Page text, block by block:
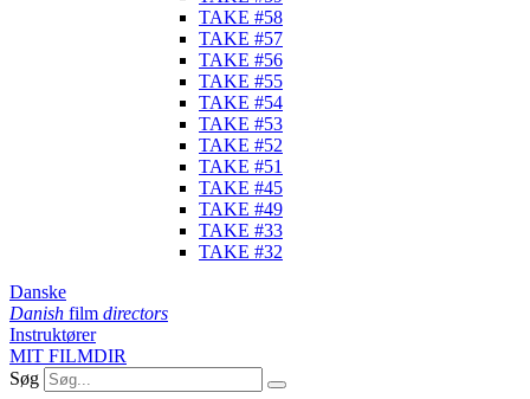
TAKE #58
TAKE #57
TAKE #56
TAKE #55
TAKE #54
TAKE #53
TAKE #52
TAKE #51
TAKE #45
TAKE #49
TAKE #33
TAKE #32
Danske
Danish film directors
Instruktører
MIT FILMDIR
Søg